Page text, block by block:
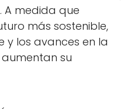
A medida que
más sostenible,
y los avances en la
su